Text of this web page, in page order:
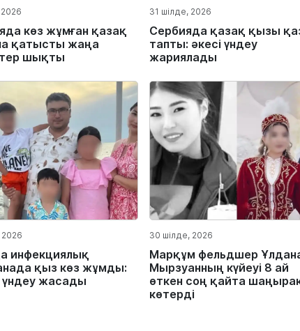
көз жұмған қазақ
қатысты жаңа
шықты
31 шілде, 2026
Сербияда қазақ қызы
тапты: әкесі үндеу
жариялады
инфекциялық
қыз көз жұмды:
үндеу жасады
30 шілде, 2026
Марқұм фельдшер
Мырзуанның күйеуі 8 ай
өткен соң қайта
көтерді